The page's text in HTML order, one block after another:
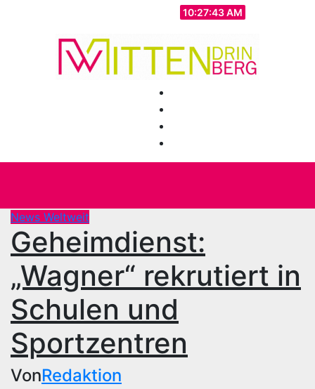
10:27:45 AM
News Weltweit
Geheimdienst:
„Wagner“ rekrutiert in
Schulen und
Sportzentren
VonRedaktion